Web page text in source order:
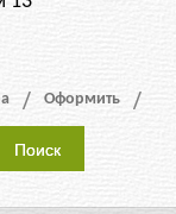
Оформить